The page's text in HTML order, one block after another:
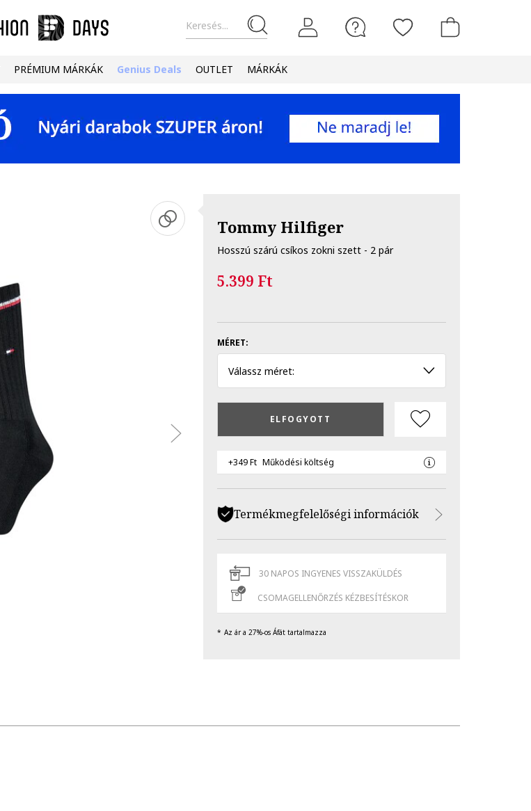
Keresés...
PRÉMIUM MÁRKÁK Genius Deals OUTLET MÁRKÁK
Tommy Hilfiger
Hosszú szárú csíkos zokni szett - 2 pár
5.399 Ft
MÉRET:
Válassz méret:
ELFOGYOTT
+349 Ft Működési költség
Termékmegfelelőségi információk
30 NAPOS INGYENES VISSZAKÜLDÉS
CSOMAGELLENŐRZÉS KÉZBESÍTÉSKOR
Az ár a 27%-os Áfát tartalmazza